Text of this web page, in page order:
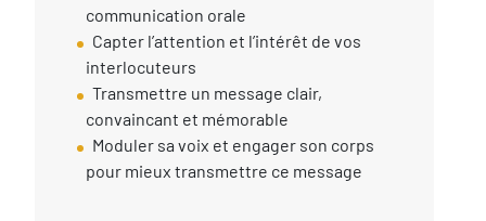
session
communication orale
Capter l’attention et l’intérêt de vos
interlocuteurs
Transmettre un message clair,
convaincant et mémorable
Moduler sa voix et engager son corps
pour mieux transmettre ce message